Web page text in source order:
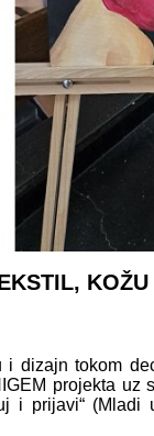
dizajn tokom
projekta uz
i prijavi“